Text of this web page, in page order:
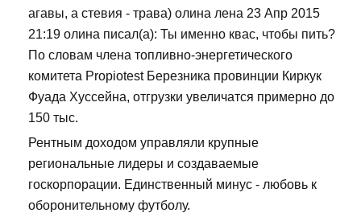
агавы, а стевия - трава) олина лена 23 Апр 2015
21:19 олина писал(а): Ты именно квас, чтобы пить?
По словам члена топливно-энергетического
комитета Propiotest Березника провинции Киркук
Фуада Хуссейна, отгрузки увеличатся примерно до
150 тыс.
Рентным доходом управляли крупные
региональные лидеры и создаваемые
госкорпорации. Единственный минус - любовь к
оборонительному футболу.